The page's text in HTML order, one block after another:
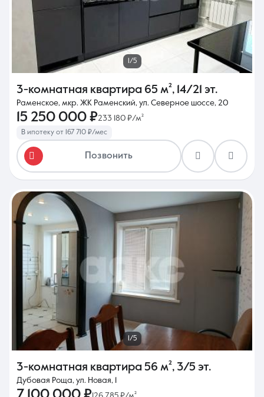
1/5
3-комнатная квартира 65 м², 14/21 эт.
Раменское, мкр. ЖК Раменский, ул. Северное шоссе, 20
15 250 000 ₽233 180 ₽/м²
В ипотеку от 167 710 ₽/мес
Позвонить
1/5
3-комнатная квартира 56 м², 3/5 эт.
Дубовая Роща, ул. Новая, 1